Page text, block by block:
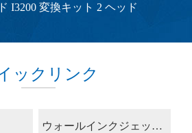
I3200 変換キット 2 ヘッド
ックリンク
ウォールインクジェットプリンター